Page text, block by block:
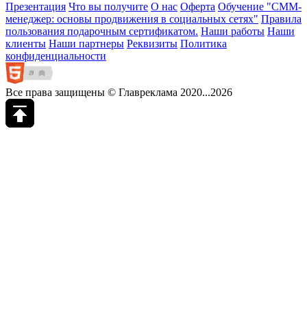
Презентация Что вы получите О нас Оферта Обучение "СМM-
менеджер: основы продвижения в социальных сетях" Правила
пользования подарочным сертификатом. Наши работы Наши
клиенты Наши партнеры Реквизиты Политика
конфиденциальности
Все права защищены © Главреклама 2020...2026